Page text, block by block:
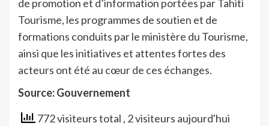
de promotion et d’information portées par Tahiti
Tourisme, les programmes de soutien et de
formations conduits par le ministère du Tourisme,
ainsi que les initiatives et attentes fortes des
acteurs ont été au cœur de ces échanges.
Source: Gouvernement
772 visiteurs total , 2 visiteurs aujourd'hui